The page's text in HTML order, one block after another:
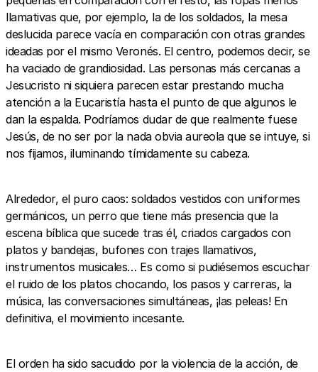
llamativas que, por ejemplo, la de los soldados, la mesa
deslucida parece vacía en comparación con otras grandes
ideadas por el mismo Veronés. El centro, podemos decir, se
ha vaciado de grandiosidad. Las personas más cercanas a
Jesucristo ni siquiera parecen estar prestando mucha
atención a la Eucaristía hasta el punto de que algunos le
dan la espalda. Podríamos dudar de que realmente fuese
Jesús, de no ser por la nada obvia aureola que se intuye, si
nos fijamos, iluminando tímidamente su cabeza.
Alrededor, el puro caos: soldados vestidos con uniformes
germánicos, un perro que tiene más presencia que la
escena bíblica que sucede tras él, criados cargados con
platos y bandejas, bufones con trajes llamativos,
instrumentos musicales… Es como si pudiésemos escuchar
el ruido de los platos chocando, los pasos y carreras, la
música, las conversaciones simultáneas, ¡las peleas! En
definitiva, el movimiento incesante.
El orden ha sido sacudido por la violencia de la acción, de